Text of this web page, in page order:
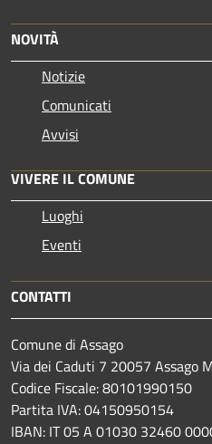
NOVITÀ
Notizie
Comunicati
Avvisi
VIVERE IL COMUNE
Luoghi
Eventi
CONTATTI
Comune di Assago
Via dei Caduti 7 20057 Assago
Codice Fiscale: 80101990150
Partita IVA: 04150950154
IBAN: IT 05 A 01030 32460